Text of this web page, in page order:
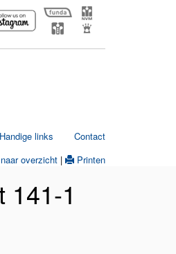
Handige links
Contact
overzicht |
Printen
141-1